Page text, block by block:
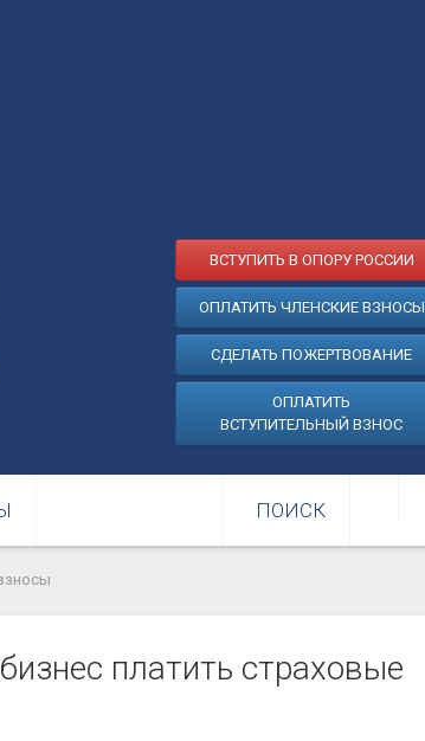
ВСТУПИТЬ В ОПОРУ РОССИИ
ОПЛАТИТЬ ЧЛЕНСКИЕ ВЗНОСЫ
СДЕЛАТЬ ПОЖЕРТВОВАНИЕ
ОПЛАТИТЬ
ВСТУПИТЕЛЬНЫЙ ВЗНОС
ПОИСК
платить страховые